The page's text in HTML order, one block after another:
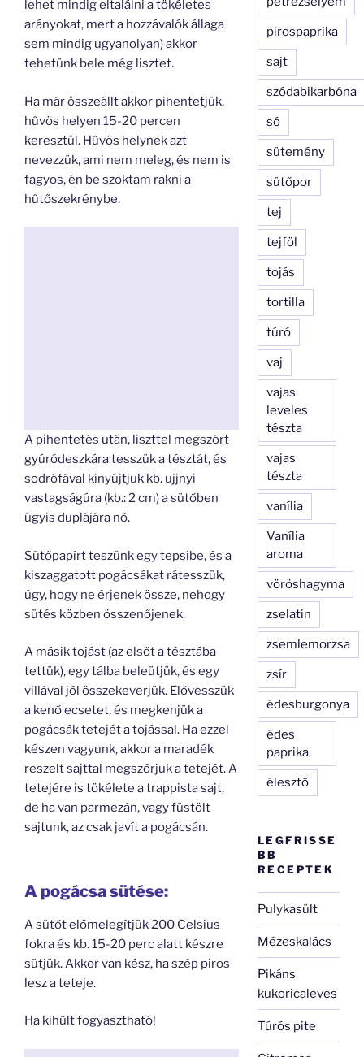
lehet mindig eltalálni a tökéletes
arányokat, mert a hozzávalók állaga
sem mindig ugyanolyan) akkor
tehetünk bele még lisztet.
Ha már összeállt akkor pihentetjük,
hűvös helyen 15-20 percen
keresztül. Hűvös helynek azt
nevezzük, ami nem meleg, és nem is
fagyos, én be szoktam rakni a
hűtőszekrénybe.
A pihentetés után, liszttel megszórt
gyúródeszkára tesszük a tésztát, és
sodrófával kinyújtjuk kb. ujjnyi
vastagságúra (kb.: 2 cm) a sütőben
úgyis duplájára nő.
Sütőpapírt teszünk egy tepsibe, és a
kiszaggatott pogácsákat rátesszük,
úgy, hogy ne érjenek össze, nehogy
sütés közben összenőjenek.
A másik tojást (az elsőt a tésztába
tettük), egy tálba beleütjük, és egy
villával jól összekeverjük. Elővesszük
a kenő ecsetet, és megkenjük a
pogácsák tetejét a tojással. Ha ezzel
készen vagyunk, akkor a maradék
reszelt sajttal megszórjuk a tetejét. A
tetejére is tökélete a trappista sajt,
de ha van parmezán, vagy füstölt
sajtunk, az csak javít a pogácsán.
A pogácsa sütése:
A sütőt előmelegítjük 200 Celsius
fokra és kb. 15-20 perc alatt készre
sütjük. Akkor van kész, ha szép piros
lesz a teteje.
Ha kihűlt fogyasztható!
pirospaprika
sajt
szódabikarbóna
só
sütemény
sütőpor
tej
tejföl
tojás
tortilla
túró
vaj
vajas
leveles
tészta
vajas
tészta
vanília
Vanília
aroma
vöröshagyma
zselatin
zsemlemorzsa
zsír
édesburgonya
édes
paprika
élesztő
LEGFRISSE
BB
RECEPTEK
Pulykasült
Mézeskalács
Pikáns
kukoricaleves
Túrós pite